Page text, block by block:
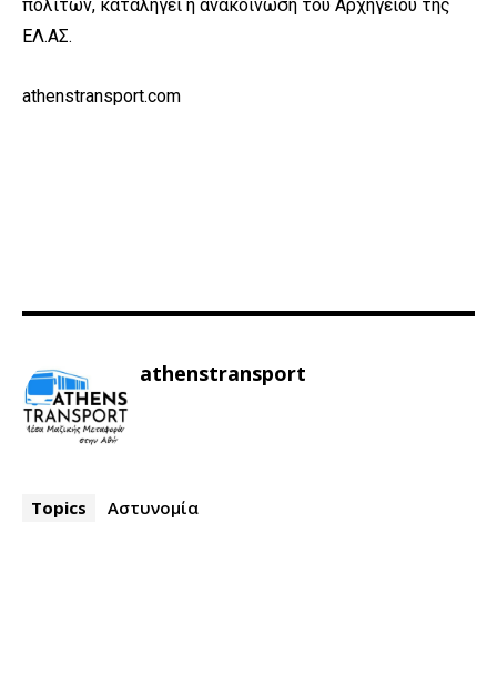
πολιτών, καταλήγει η ανακοίνωση του Αρχηγείου της
ΕΛ.ΑΣ.
athenstransport.com
athenstransport
Topics Αστυνομία